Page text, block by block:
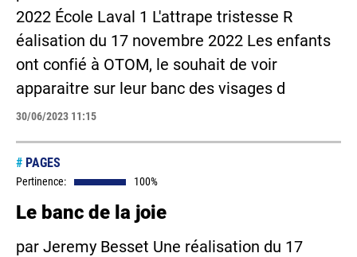
2022 École Laval 1 L'attrape tristesse R
éalisation du 17 novembre 2022 Les enfants
ont confié à OTOM, le souhait de voir
apparaitre sur leur banc des visages d
30/06/2023 11:15
# PAGES
Pertinence: 100%
Le banc de la joie
par Jeremy Besset Une réalisation du 17